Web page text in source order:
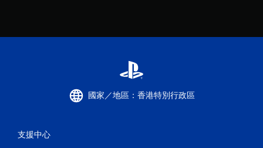
國家／地區：香港特別行政區
支援中心